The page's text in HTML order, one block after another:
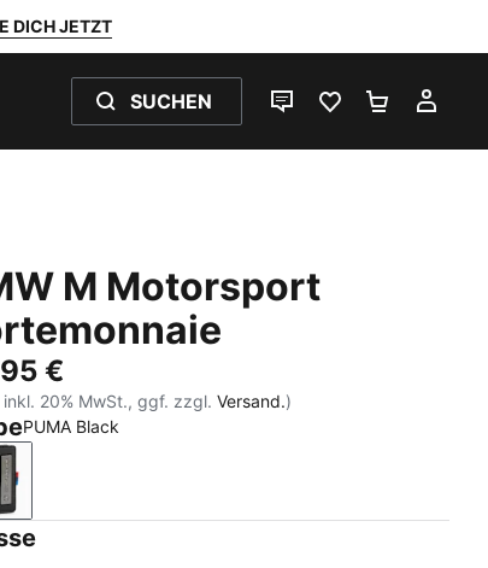
DICH JETZT
SUCHEN
LIVE-CHATFAVORITEN 0
M Motorsport
€
inkl. 20% MwSt., ggf. zzgl.Versand.)
PUMA Black
PUMA Black